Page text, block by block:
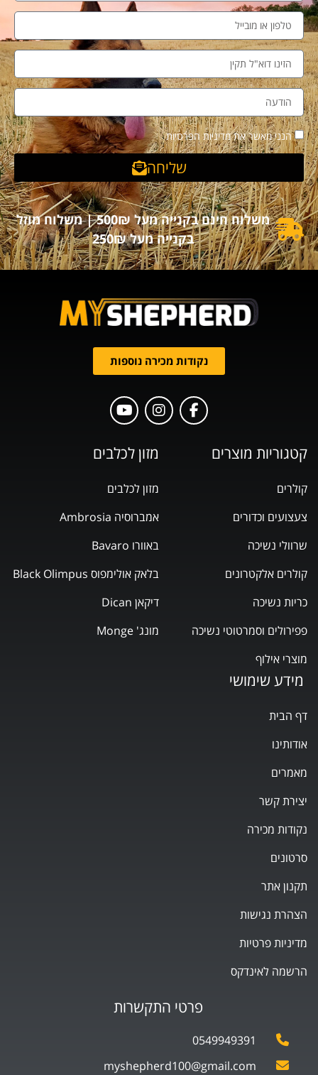
הנני מאשר את מדיניות הפרטיות
שליחה
משלוח חינם בקנייה מעל 500₪ | משלוח מוזל
בקנייה מעל 250₪
פרטי התקשרות
0549949391
myshepherd100@gmail.com
מידע שימושי
דף הבית
אודותינו
מאמרים
יצירת קשר
נקודות מכירה
סרטונים
תקנון אתר
הצהרת נגישות
מדיניות פרטיות
הרשמה לאינדקס
מזון לכלבים
מזון לכלבים
אמברוסיה Ambrosia
באוורו Bavaro
בלאק אולימפוס Black Olimpus
דיקאן Dican
מונג' Monge
קטגוריות מוצרים
קולרים
צעצועים וכדורים
שרוולי נשיכה
קולרים אלקטרונים
כריות נשיכה
פפירולים וסמרטוטי נשיכה
מוצרי אילוף
נקודות מכירה נוספות